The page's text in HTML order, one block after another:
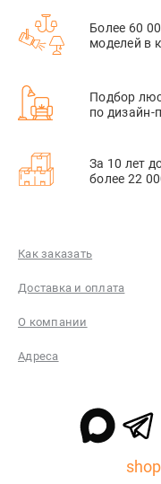
Более 60
моделей в
Подбор
по дизайн-
За 10 лет
более 22
Как заказать
Доставка и оплата
О компании
Адреса